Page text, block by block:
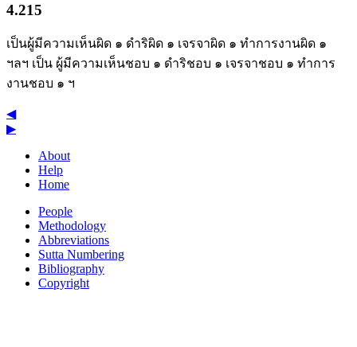
4.215
เป็นผู้มีความเห็นผิด ๑ ดำริผิด ๑ เจรจาผิด ๑ ทำการงานผิด ๑
ฯลฯ เป็น ผู้มีความเห็นชอบ ๑ ดำริชอบ ๑ เจรจาชอบ ๑ ทำการ
งานชอบ ๑ ฯ
◀
▶
About
Help
Home
People
Methodology
Abbreviations
Sutta Numbering
Bibliography
Copyright